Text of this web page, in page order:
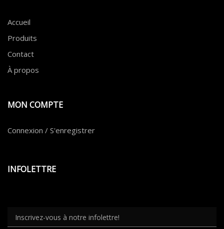
Accueil
Produits
Contact
À propos
MON COMPTE
Connexion / S'enregistrer
INFOLETTRE